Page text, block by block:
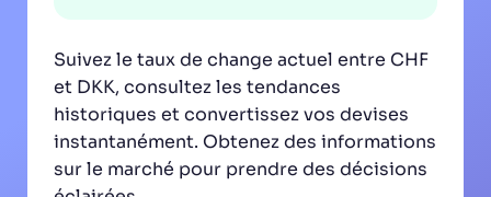
Suivez le taux de change actuel entre CHF
et DKK, consultez les tendances
historiques et convertissez vos devises
instantanément. Obtenez des informations
sur le marché pour prendre des décisions